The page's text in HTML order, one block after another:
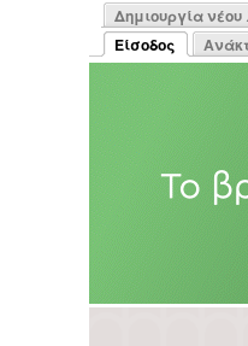
Δημιουργία
Είσοδος
(ενεργή καρτέλα)